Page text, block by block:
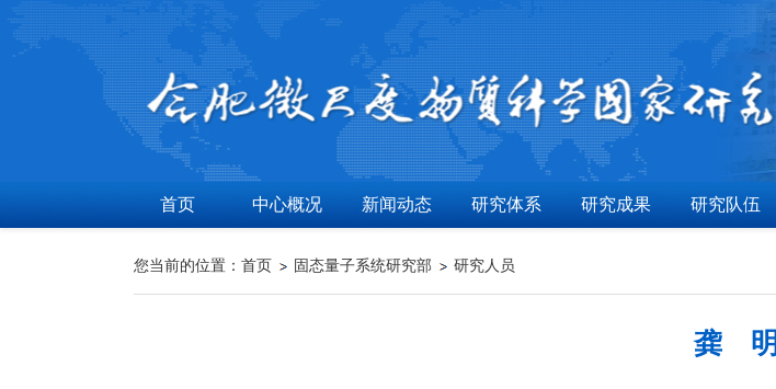
首页 中心概况 新闻动态 研究体系 研究成果 研究队伍
您当前的位置： 首页 固态量子系统研究部 研究人员
龚 明